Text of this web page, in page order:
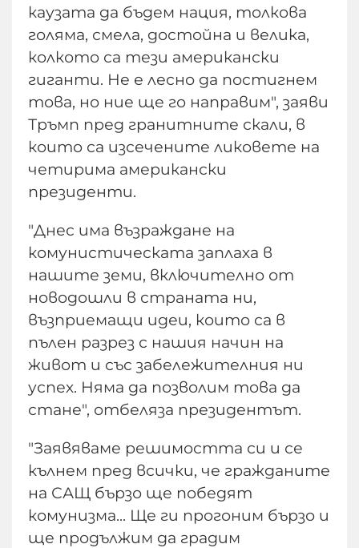
каузата да бъдем нация, толкова
голяма, смела, достойна и велика,
колкото са тези американски
гиганти. Не е лесно да постигнем
това, но ние ще го направим", заяви
Тръмп пред гранитните скали, в
които са изсечените ликовете на
четирима американски
президенти.
"Днес има възраждане на
комунистическата заплаха в
нашите земи, включително от
новодошли в страната ни,
възприемащи идеи, които са в
пълен разрез с нашия начин на
живот и със забележителния ни
успех. Няма да позволим това да
стане", отбеляза президентът.
"Заявяваме решимостта си и се
кълнем пред всички, че гражданите
на САЩ бързо ще победят
комунизма... Ще ги прогоним бързо и
ще продължим да градим